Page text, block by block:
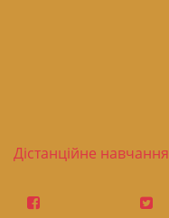
Дістанційне навчання